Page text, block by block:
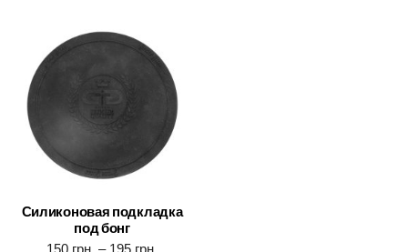
Силиконовая подкладка
под бонг
150 грн. – 195 грн.